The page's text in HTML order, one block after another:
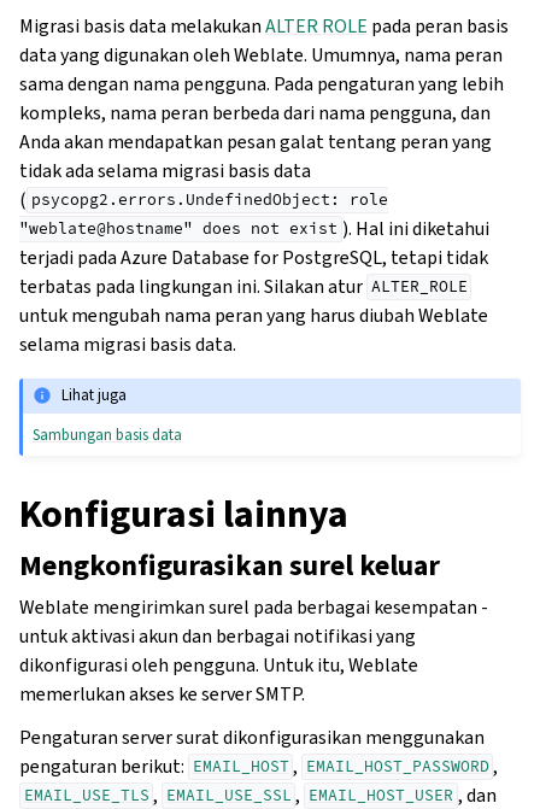
Migrasi basis data melakukanALTER ROLE pada peran basis
data yang digunakan oleh Weblate. Umumnya, nama peran
sama dengan nama pengguna. Pada pengaturan yang lebih
kompleks, nama peran berbeda dari nama pengguna, dan
Anda akan mendapatkan pesan galat tentang peran yang
tidak ada selama migrasi basis data
( psycopg2.errors.UndefinedObject:
role
"weblate@hostname" does not exist ). Hal ini diketahui
terjadi pada Azure Database for PostgreSQL, tetapi tidak
terbatas pada lingkungan ini. Silakan atur ALTER_ROLE
untuk mengubah nama peran yang harus diubah Weblate
selama migrasi basis data.
Lihat juga
Sambungan basis data
Konfigurasi lainnya
Mengkonfigurasikan surel keluar
Weblate mengirimkan surel pada berbagai kesempatan -
untuk aktivasi akun dan berbagai notifikasi yang
dikonfigurasi oleh pengguna. Untuk itu, Weblate
memerlukan akses ke server SMTP.
Pengaturan server surat dikonfigurasikan menggunakan
pengaturan berikut: EMAIL_HOST , EMAIL_HOST_PASSWORD ,
EMAIL_USE_TLS , EMAIL_USE_SSL , EMAIL_HOST_USER , dan